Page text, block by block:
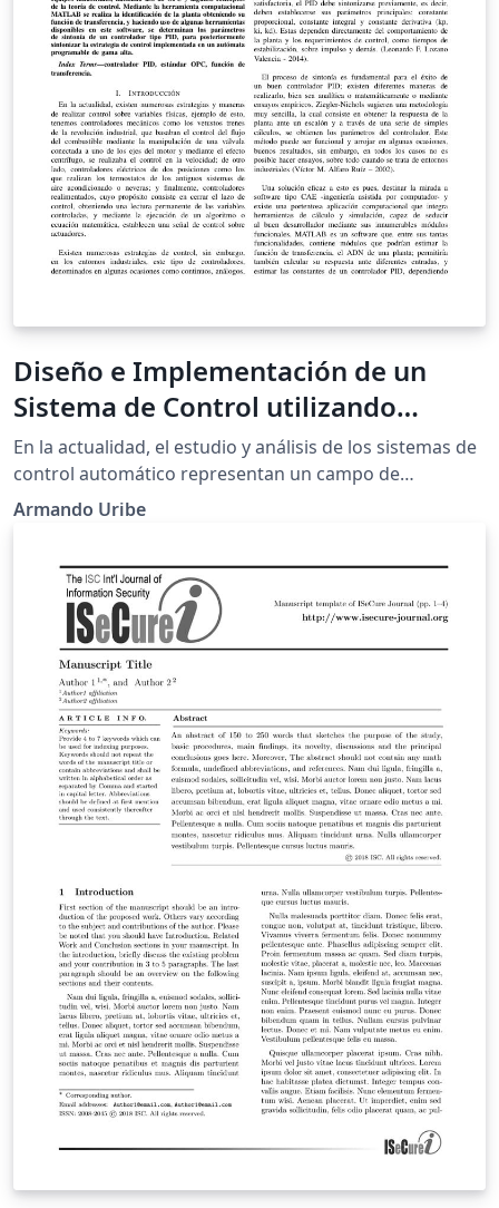
Diseño e Implementación de un
Sistema de Control utilizando
MATLAB enlazado a un Autómata
Programable
En la actualidad, el estudio y análisis de los sistemas de
control automático representan un campo de
aplicación bastante extendido, esto debido a las
predecir comportamientos, desde entornos educativos,
investigativos o industriales, hasta entornos
económicos, sociales y demás. En efecto, esto ha
impulsado a los desarrolladores a buscar herramientas
o alternativas que permitan aumentar las capacidades
de cómputo al momento de desarrollar un sistema de
control automático. Ahora bien, la instrumentación
industrial desde hace muchos años viene comandada
por los Autómatas Programables (PLC), dispositivos
útiles e ideales para ejecutar las tareas de control de
una planta, independientemente de la escala. El
presente documento presenta el diseño e
implementación de un controlador PID en una planta
didáctica conformada con equipos industriales,
haciendo uso de OPC y algunos conceptos de la teoría
de control. Mediante la herramienta computacional
MATLAB se realiza la identificación de la planta
obteniendo su función de transferencia, y haciendo uso
de algunas herramientas disponibles en este software,
se determinan los parámetros de sintonía de un
controlador tipo PID, para posteriormente sintonizar la
estrategia de control implementada en un autómata
Armando Uribe